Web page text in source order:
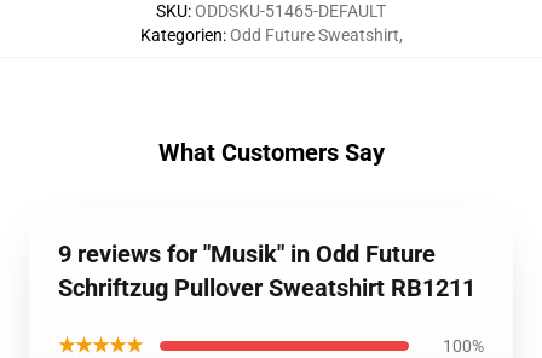
SKU:ODDSKU-51465-DEFAULT
Kategorien:Odd Future Sweatshirt,
What Customers Say
9 reviews for "Musik" in Odd Future
Schriftzug Pullover Sweatshirt RB1211
★★★★★ 100%